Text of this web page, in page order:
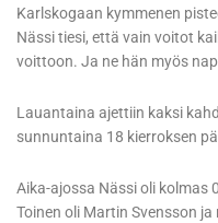
Karlskogaan kymmenen
Nässi tiesi, että vain voitot
voittoon. Ja ne hän myös
Lauantaina ajettiin kaksi
sunnuntaina 18 kierroksen
Aika-ajossa Nässi oli kolmas
Toinen oli Martin Svensson ja